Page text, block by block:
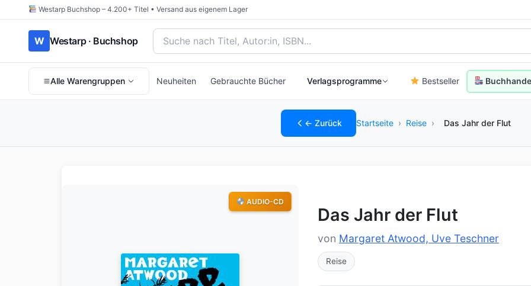
Westarp Buchshop – 4.200+ Titel • Versand aus eigenem Lager
W Westarp · Buchshop Bücher suchen nach Titel, Autor:in oder ISBN
Alle Warengruppen Neuheiten Gebrauchte Bücher Verlagsprogramme Bestseller
← Zurück Startseite › Reise › Das Jahr der Flut
AUDIO-CD
Das Jahr der Flut
von Margaret Atwood, Uve Teschner
Reise